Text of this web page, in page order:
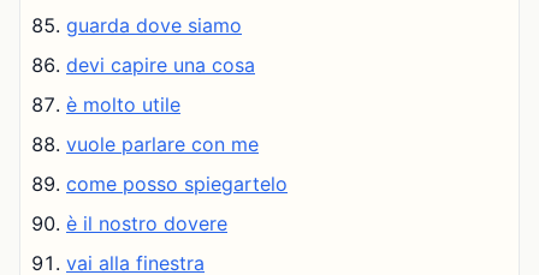
guarda dove siamo
devi capire una cosa
è molto utile
vuole parlare con me
come posso spiegartelo
è il nostro dovere
vai alla finestra